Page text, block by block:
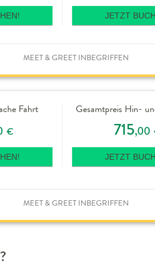
JETZT
MEET & GREET INBEGRIFFEN
Fahrt
€
Gesamtpreis Hin-
715,00
JETZT
MEET & GREET INBEGRIFFEN